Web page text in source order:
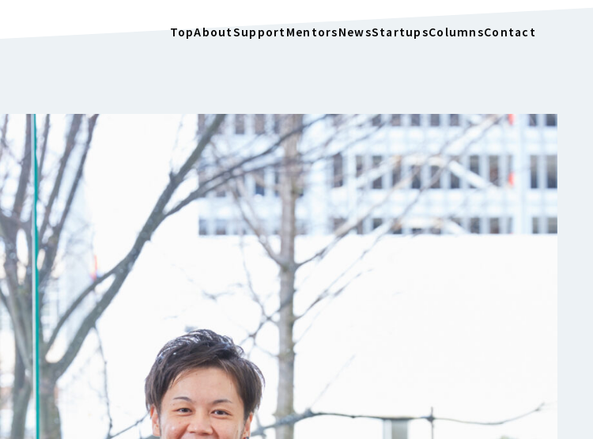
TopAboutSupportMentorsNewsStartupsColumnsContact